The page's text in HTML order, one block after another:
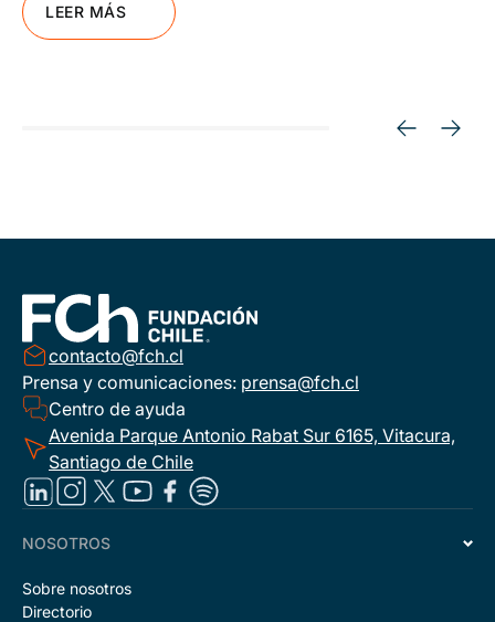
LEER MÁS
contacto@fch.cl
Prensa y comunicaciones: prensa@fch.cl
Centro de ayuda
Avenida Parque Antonio Rabat Sur 6165, Vitacura,
Santiago de Chile
NOSOTROS
Sobre nosotros
Directorio